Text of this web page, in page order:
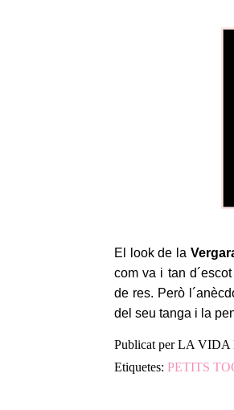
El look de la
com va i tan
de res. Però
del seu tanga i la
Publicat perLA VIDA
Etiquetes: PETITS